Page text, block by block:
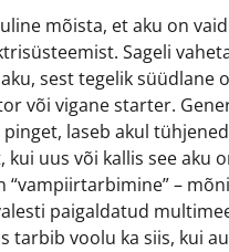
mõista, et aku on
Sageli
sest tegelik süüdlane
või vigane starter.
laseb akul
uus või kallis see aku
“vampiirtarbimine” – mõni
paigaldatud
tarbib voolu ka siis, kui